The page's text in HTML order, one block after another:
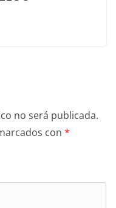
no será publicada.
con *